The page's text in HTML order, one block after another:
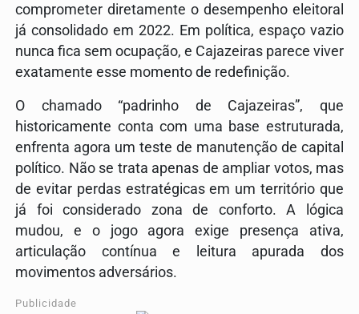
comprometer diretamente o desempenho eleitoral
já consolidado em 2022. Em política, espaço vazio
nunca fica sem ocupação, e Cajazeiras parece viver
exatamente esse momento de redefinição.
O chamado “padrinho de Cajazeiras”, que
historicamente conta com uma base estruturada,
enfrenta agora um teste de manutenção de capital
político. Não se trata apenas de ampliar votos, mas
de evitar perdas estratégicas em um território que
já foi considerado zona de conforto. A lógica
mudou, e o jogo agora exige presença ativa,
articulação contínua e leitura apurada dos
movimentos adversários.
Publicidade